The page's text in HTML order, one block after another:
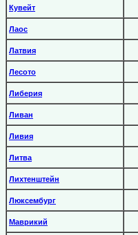
Кувейт
Лаос
Латвия
Лесото
Либерия
Ливан
Ливия
Литва
Лихтенштейн
Люксембург
Маврикий